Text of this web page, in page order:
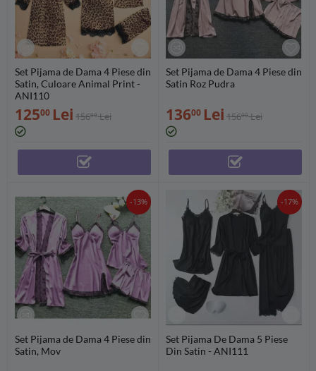
Set Pijama de Dama 4 Piese din
Satin, Culoare Animal Print -
ANI110
12500 Lei 15600 Lei
Set Pijama de Dama 4 Piese din
Satin Roz Pudra
13600 Lei 15600 Lei
-13%
Set Pijama de Dama 4 Piese din
Satin, Mov
-17%
Set Pijama De Dama 5 Piese
Din Satin - ANI111